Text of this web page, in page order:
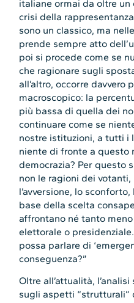
italiane ormai da oltre un
crisi della
sono un classico, ma
prende sempre atto
poi si procede come se
che ragionare sugli
all’altro, occorre davvero
macroscopico: la
più bassa di quella dei
continuare come se
nostre istituzioni, a tutti i
niente di fronte a questo
democrazia? Per questo
non le ragioni dei
l’avversione, lo
base della scelta
affrontano né tanto
elettorale o
possa parlare di
conseguenza?”
Oltre all’attualità,
sugli aspetti “strutturali”